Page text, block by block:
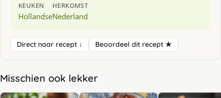
KEUKEN
Hollandse
HERKOMST
Nederland
Direct naar recept ↓ Beoordeel dit recept ★
Misschien ook lekker